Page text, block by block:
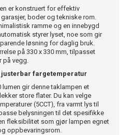
er konstruert for effektiv
boder og tekniske rom.
ramme og en innebygd
styrer lyset, noe som gir
løsning for daglig bruk.
på 330 x 330 mm, tilpasset
på vegg.
justerbar fargetemperatur
lumen gir denne taklampen et
store flater. Du kan velge
(5CCT), fra varmt lys til
belysningen til det spesifikke
fleksibilitet som gjør lampen egnet
oppbevaringsrom.